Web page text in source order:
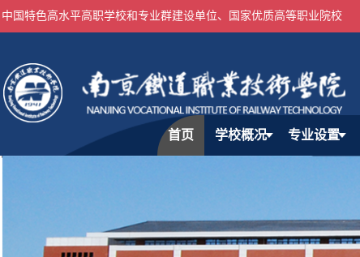
中国特色高水平高职学校和专业群建设单位、国家优质高等职业院校
首页 学校概况 专业设置